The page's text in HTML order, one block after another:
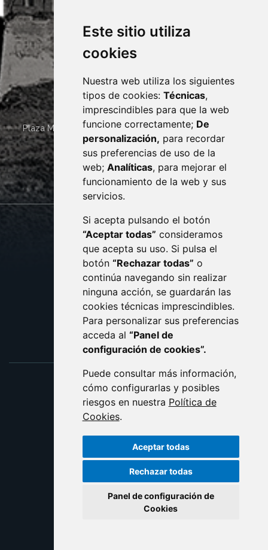
Este sitio utiliza
cookies
Nuestra web utiliza los siguientes
tipos de cookies: Técnicas,
imprescindibles para que la web
funcione correctamente; De
personalización, para recordar
sus preferencias de uso de la
web; Analíticas, para mejorar el
funcionamiento de la web y sus
servicios.
Si acepta pulsando el botón
“Aceptar todas” consideramos
que acepta su uso. Si pulsa el
botón “Rechazar todas” o
continúa navegando sin realizar
ninguna acción, se guardarán las
cookies técnicas imprescindibles.
Para personalizar sus preferencias
acceda al “Panel de
configuración de cookies”.
Puede consultar más información,
cómo configurarlas y posibles
riesgos en nuestra Política de
Cookies.
Aceptar todas
Rechazar todas
Panel de configuración de
Cookies
Plaza Mayor 4 22400 MONZÓN - ARAGÓN (ESPAÑA)
· (34) 974 400 700 ·
sac@monzon.es
monzon.es
CONTACTO
AVISO LEGAL
PROTECCIÓN DE DATOS
POLÍTICA DE COOKIES
ACCESIBILIDAD
ENLACE EXTERNO AL